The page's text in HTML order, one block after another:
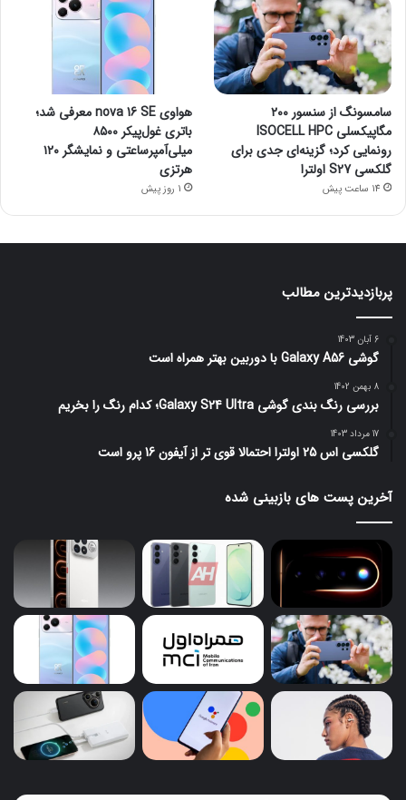
سامسونگ از سنسور ۲۰۰
مگاپیکسلی ISOCELL HPC
رونمایی کرد؛ گزینه‌ای جدی برای
گلکسی S27 اولترا
14 ساعت پیش
هواوی nova 16 SE معرفی شد؛
باتری غول‌پیکر ۸۵۰۰
میلی‌آمپرساعتی و نمایشگر ۱۲۰
هرتزی
1 روز پیش
پربازدیدترین مطالب
6 آبان 1403
گوشی Galaxy A56 با دوربین بهتر همراه است
8 بهمن 1402
بررسی رنگ بندی گوشی Galaxy S24 Ultra؛ کدام رنگ را بخریم
17 مرداد 1403
گلکسی اس 25 اولترا احتمالا قوی تر از آیفون 16 پرو است
آخرین پست های بازبینی شده